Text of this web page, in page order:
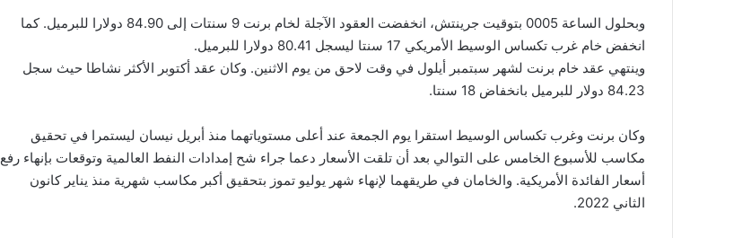
وبحلول الساعة 0005 بتوقيت جرينتش، انخفضت العقود الآجلة لخام برنت 9 سنتات إلى 84.90 دولارا للبرميل. كما
انخفض خام غرب تكساس الوسيط الأمريكي 17 سنتا ليسجل 80.41 دولارا للبرميل.
وينتهي عقد خام برنت لشهر سبتمبر أيلول في وقت لاحق من يوم الاثنين. وكان عقد أكتوبر الأكثر نشاطا حيث سجل
84.23 دولار للبرميل بانخفاض 18 سنتا.
وكان برنت وغرب تكساس الوسيط استقرا يوم الجمعة عند أعلى مستوياتهما منذ أبريل نيسان ليستمرا في تحقيق
مكاسب للأسبوع الخامس على التوالي بعد أن تلقت الأسعار دعما جراء شح إمدادات النفط العالمية وتوقعات بإنهاء رفع
أسعار الفائدة الأمريكية. والخامان في طريقهما لإنهاء شهر يوليو تموز بتحقيق أكبر مكاسب شهرية منذ يناير كانون
الثاني 2022.